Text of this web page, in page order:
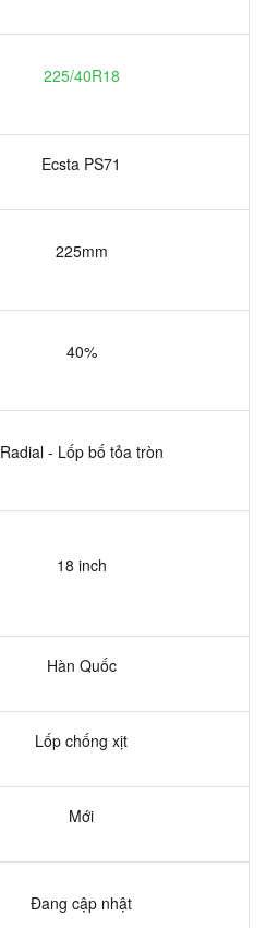
225/40R18
Ecsta PS71
225mm
40%
Radial - Lốp bố tỏa tròn
18 inch
Hàn Quốc
Lốp chống xịt
Mới
Đang cập nhật